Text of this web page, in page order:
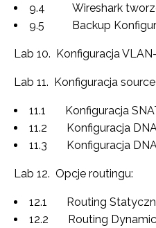
9.4 Wireshark
9.5 Backup
Lab 10. Konfiguracja
Lab 11. Konfiguracja
11.1 Konfiguracja
11.2 Konfiguracja
11.3 Konfiguracja
Lab 12. Opcje routingu:
12.1 Routing
12.2 Routing